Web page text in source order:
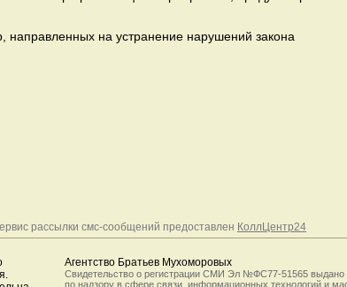
направленных на устранение нарушений закона
рассылки смс-сообщений предоставлен КоллЦентр24
Агентство Братьев Мухоморовых
Свидетельство о регистрации СМИ Эл №ФС77-51565 выдано
по надзору в сфере связи, информационных технологий и